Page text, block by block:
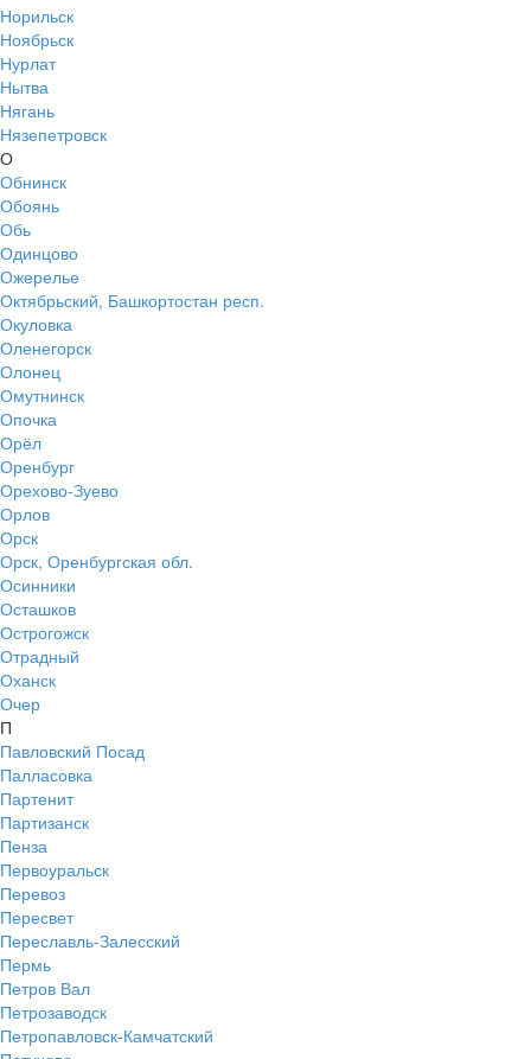
Норильск
Ноябрьск
Нурлат
Нытва
Нягань
Нязепетровск
О
Обнинск
Обоянь
Обь
Одинцово
Ожерелье
Октябрьский, Башкортостан респ.
Окуловка
Оленегорск
Олонец
Омутнинск
Опочка
Орёл
Оренбург
Орехово-Зуево
Орлов
Орск
Орск, Оренбургская обл.
Осинники
Осташков
Острогожск
Отрадный
Оханск
Очер
П
Павловский Посад
Палласовка
Партенит
Партизанск
Пенза
Первоуральск
Перевоз
Пересвет
Переславль-Залесский
Пермь
Петров Вал
Петрозаводск
Петропавловск-Камчатский